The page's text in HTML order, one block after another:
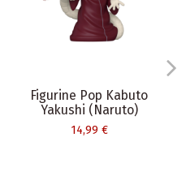
Figurine Pop Kabuto
Yakushi (Naruto)
14,99 €